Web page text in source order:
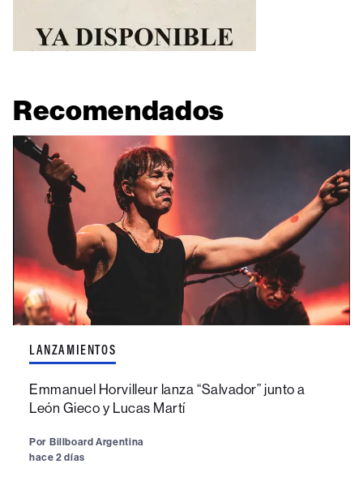
Recomendados
LANZAMIENTOS
Emmanuel Horvilleur lanza “Salvador” junto a
León Gieco y Lucas Martí
Por Billboard Argentina
hace 2 días